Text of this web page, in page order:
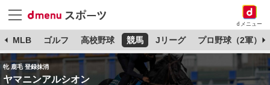
dメニュー
MLB ゴルフ 高校野球 競馬 Jリーグ プロ野球（2軍）
牝 鹿毛 登録抹消
ヤマニンアルシオン